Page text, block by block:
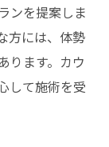
ンを提案しま
方には、体勢
ります。カウ
して施術を受